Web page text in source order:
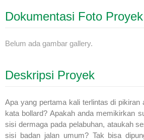
Dokumentasi Foto Proyek
Belum ada gambar gallery.
Deskripsi Proyek
Apa yang pertama kali terlintas di pikiran
kata bollard? Apakah anda memikirkan
sisi dermaga pada pelabuhan, ataukah
sisi badan jalan umum? Tak bisa